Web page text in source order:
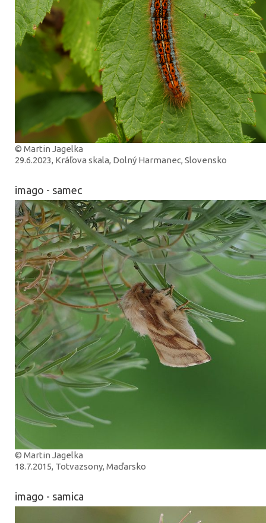
© Martin Jagelka
29.6.2023, Kráľova skala, Dolný Harmanec, Slovensko
imago - samec
© Martin Jagelka
18.7.2015, Totvazsony, Maďarsko
imago - samica